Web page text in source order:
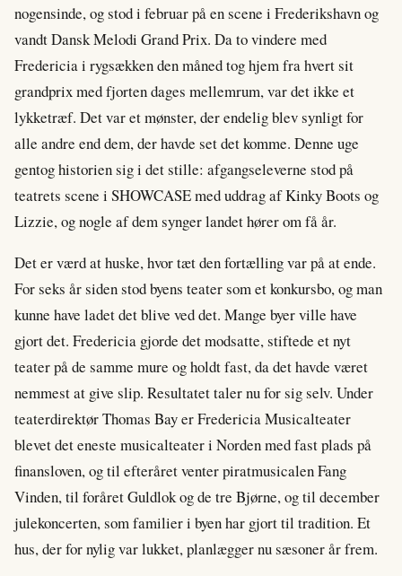
nogensinde, og stod i februar på en scene i Frederikshavn og
vandt Dansk Melodi Grand Prix. Da to vindere med
Fredericia i rygsækken den måned tog hjem fra hvert sit
grandprix med fjorten dages mellemrum, var det ikke et
lykketræf. Det var et mønster, der endelig blev synligt for
alle andre end dem, der havde set det komme. Denne uge
gentog historien sig i det stille: afgangseleverne stod på
teatrets scene i SHOWCASE med uddrag af Kinky Boots og
Lizzie, og nogle af dem synger landet hører om få år.
Det er værd at huske, hvor tæt den fortælling var på at ende.
For seks år siden stod byens teater som et konkursbo, og man
kunne have ladet det blive ved det. Mange byer ville have
gjort det. Fredericia gjorde det modsatte, stiftede et nyt
teater på de samme mure og holdt fast, da det havde været
nemmest at give slip. Resultatet taler nu for sig selv. Under
teaterdirektør Thomas Bay er Fredericia Musicalteater
blevet det eneste musicalteater i Norden med fast plads på
finansloven, og til efteråret venter piratmusicalen Fang
Vinden, til foråret Guldlok og de tre Bjørne, og til december
julekoncerten, som familier i byen har gjort til tradition. Et
hus, der for nylig var lukket, planlægger nu sæsoner år frem.